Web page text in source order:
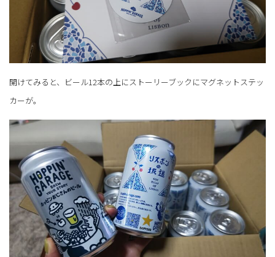
開けてみると、ビール12本の上にストーリーブックにマグネットステッ
カーが。